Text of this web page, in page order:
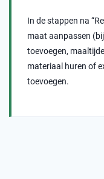
In de stappen na
maat aanpassen
toevoegen,
materiaal huren of
toevoegen.